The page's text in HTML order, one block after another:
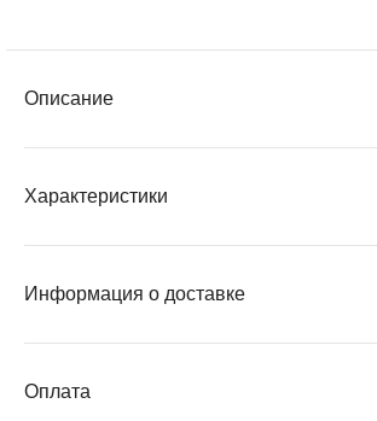
Описание
Характеристики
Информация о доставке
Оплата